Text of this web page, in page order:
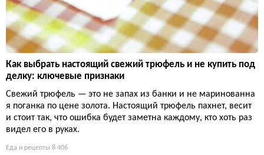
Как выбрать настоящий свежий трюфель и не купить под
делку: ключевые признаки
Свежий трюфель — это не запах из банки и не маринованна
я поганка по цене золота. Настоящий трюфель пахнет, весит
и стоит так, что ошибка будет заметна каждому, кто хоть раз
видел его в руках.
Еда и рецепты 8 406